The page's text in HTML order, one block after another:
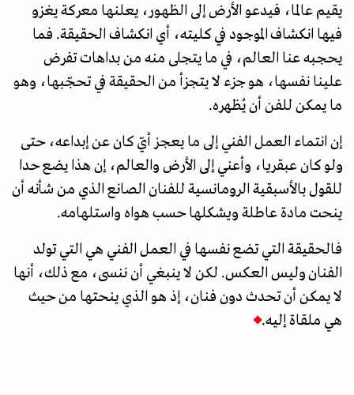
يقيم عالما، فيدعو الأرض إلى الظهور، يعلنها معركة يغزو
فيها انكشاف الموجود في كليته، أي انكشاف الحقيقة. فما
يحجبه عنا العالم، في ما يتجلى منه من بداهات تفرض
علينا نفسها، هو جزء لا يتجزأ من الحقيقة في تحجّبها، وهو
ما يمكن للفن أن يُظهره.
إن انتماء العمل الفني إلى ما يعجز أيّ كان عن إبداعه، حتى
ولو كان عبقريا، وأعني إلى الأرض والعالم، إن هذا يضع حدا
للقول بالأسبقية الرومانسية للفنان الصانع الذي من شأنه أن
ينحت مادة عاطلة ويشكلها حسب هواه واستلهامه.
فالحقيقة التي تضع نفسها في العمل الفني هي التي تولد
الفنان وليس العكس. لكن لا ينبغي أن ننسى، مع ذلك، أنها
لا يمكن أن تحدث دون فنان، إذ هو الذي ينحتها من حيث
هي ملقاة إليه.